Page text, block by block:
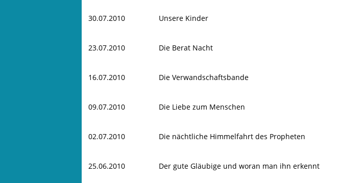
30.07.2010 Unsere Kinder
23.07.2010 Die Berat Nacht
16.07.2010 Die Verwandschaftsbande
09.07.2010 Die Liebe zum Menschen
02.07.2010 Die nächtliche Himmelfahrt des Propheten
25.06.2010 Der gute Gläubige und woran man ihn erkennt